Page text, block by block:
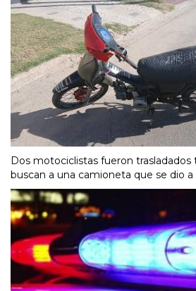
Dos motociclistas fueron trasladados
buscan a una camioneta que se dio a